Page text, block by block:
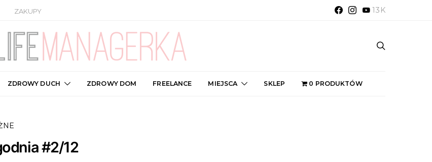
ZAKUPY 13K
ZDROWY DUCH ZDROWY DOM FREELANCE MIEJSCA SKLEP 0 PRODUKTÓW
#2/12